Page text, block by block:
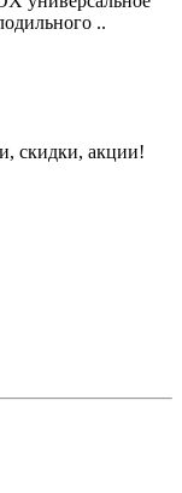
..
, скидки, акции!